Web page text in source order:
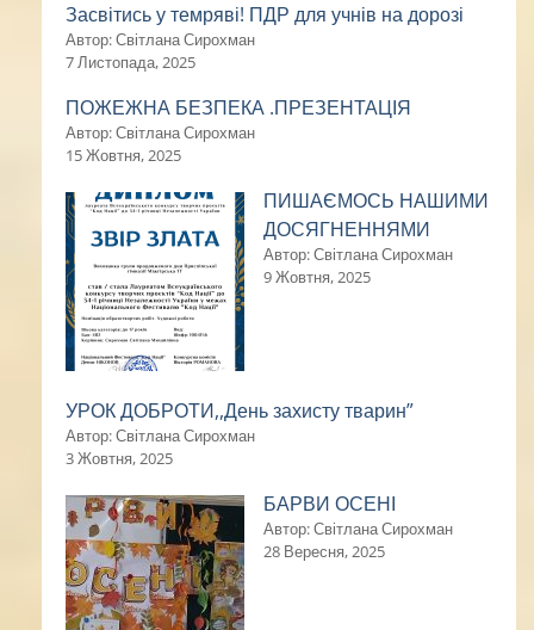
Засвітись у темряві! ПДР для учнів на дорозі
Автор: Світлана Сирохман
7 Листопада, 2025
ПОЖЕЖНА БЕЗПЕКА .ПРЕЗЕНТАЦІЯ
Автор: Світлана Сирохман
15 Жовтня, 2025
ПИШАЄМОСЬ НАШИМИ
ДОСЯГНЕННЯМИ
Автор: Світлана Сирохман
9 Жовтня, 2025
УРОК ДОБРОТИ,,День захисту тварин”
Автор: Світлана Сирохман
3 Жовтня, 2025
БАРВИ ОСЕНІ
Автор: Світлана Сирохман
28 Вересня, 2025